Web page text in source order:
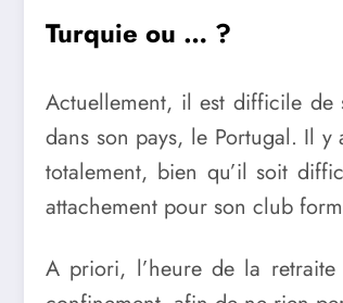
Turquie ou … ?
Actuellement, il est difficile de
dans son pays, le Portugal. Il y
totalement, bien qu’il soit
attachement pour son club
A priori, l’heure de la retraite